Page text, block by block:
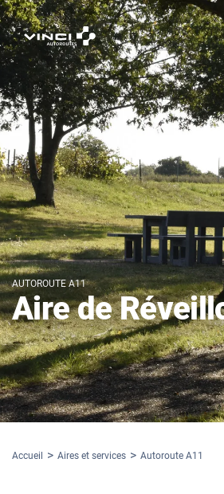
AUTOROUTE A11
Aire de
Accueil Aires et services Autoroute A11